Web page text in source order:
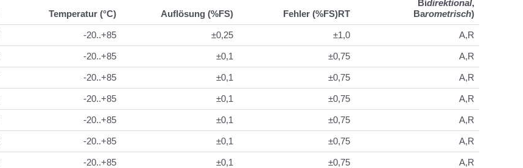
Temperatur (°C) Auflösung (%FS) Fehler (%FS)RT
Bidirektional,
Barometrisch)
-20..+85 ±0,25 ±1,0 A,R
-20..+85 ±0,1 ±0,75 A,R
-20..+85 ±0,1 ±0,75 A,R
-20..+85 ±0,1 ±0,75 A,R
-20..+85 ±0,1 ±0,75 A,R
-20..+85 ±0,1 ±0,75 A,R
-20..+85 ±0,1 ±0,75 A,R